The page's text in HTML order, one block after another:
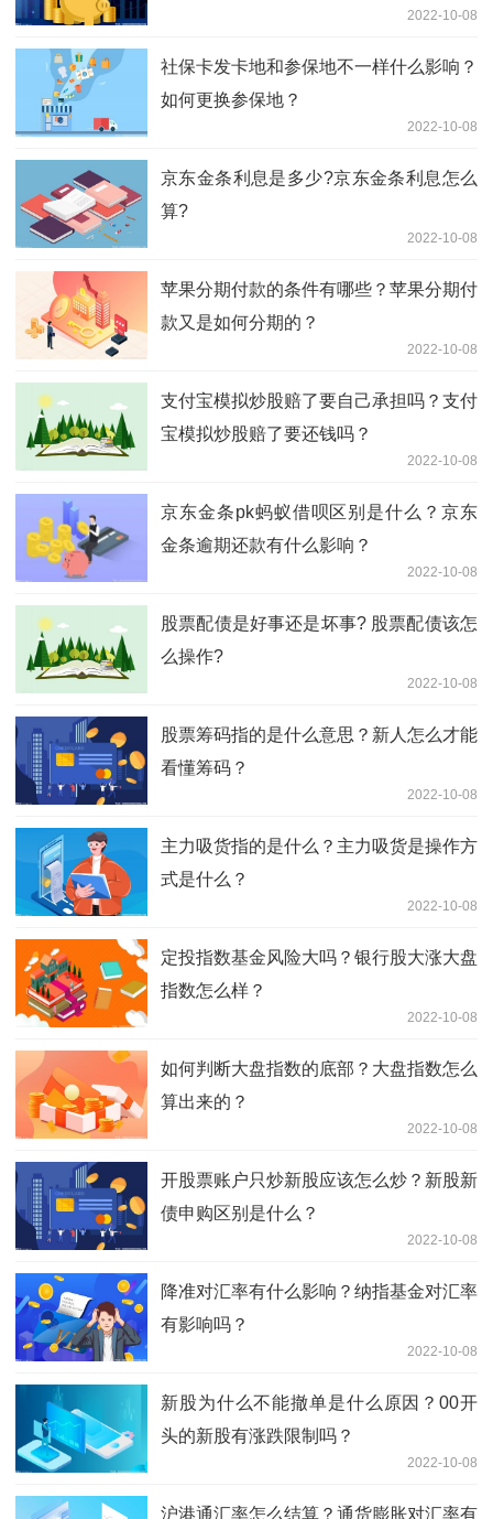
2022-10-08
社保卡发卡地和参保地不一样什么影响？
如何更换参保地？
2022-10-08
京东金条利息是多少?京东金条利息怎么
算?
2022-10-08
苹果分期付款的条件有哪些？苹果分期付
款又是如何分期的？
2022-10-08
支付宝模拟炒股赔了要自己承担吗？支付
宝模拟炒股赔了要还钱吗？
2022-10-08
京东金条pk蚂蚁借呗区别是什么？京东
金条逾期还款有什么影响？
2022-10-08
股票配债是好事还是坏事? 股票配债该怎
么操作?
2022-10-08
股票筹码指的是什么意思？新人怎么才能
看懂筹码？
2022-10-08
主力吸货指的是什么？主力吸货是操作方
式是什么？
2022-10-08
定投指数基金风险大吗？银行股大涨大盘
指数怎么样？
2022-10-08
如何判断大盘指数的底部？大盘指数怎么
算出来的？
2022-10-08
开股票账户只炒新股应该怎么炒？新股新
债申购区别是什么？
2022-10-08
降准对汇率有什么影响？纳指基金对汇率
有影响吗？
2022-10-08
新股为什么不能撤单是什么原因？00开
头的新股有涨跌限制吗？
2022-10-08
沪港通汇率怎么结算？通货膨胀对汇率有